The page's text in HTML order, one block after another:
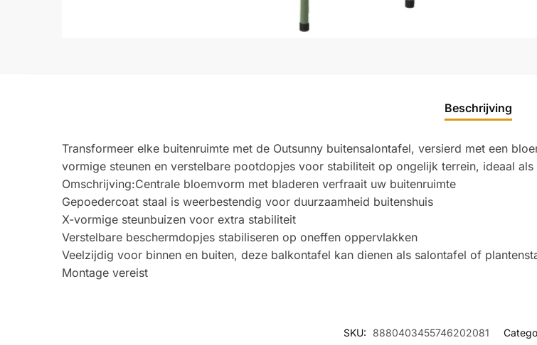
Beschrijving
Transformeer elke buitenruimte met de Outsunny buitensalontafel, versierd met een
vormige steunen en verstelbare pootdopjes voor stabiliteit op ongelijk terrein, ideaal
Omschrijving:Centrale bloemvorm met bladeren verfraait uw buitenruimte
Gepoedercoat staal is weerbestendig voor duurzaamheid buitenshuis
X-vormige steunbuizen voor extra stabiliteit
Verstelbare beschermdopjes stabiliseren op oneffen oppervlakken
Veelzijdig voor binnen en buiten, deze balkontafel kan dienen als salontafel of
Montage vereist
SKU: 8880403455746202081